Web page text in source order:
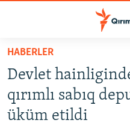
Esas
qaytmaq
Baş
navigatsiyağa
qaytmaq
HABERLER
SİYASET
İQTİSADİYAT
HABERLER
Devlet
qırımlı sabıq
üküm etildi